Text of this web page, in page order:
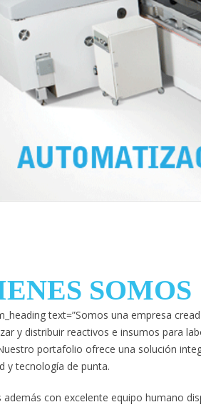
SOMOS
text=”Somos una empresa
y distribuir reactivos e insumos para
portafolio ofrece una solución
y tecnología de punta.
con excelente equipo humano